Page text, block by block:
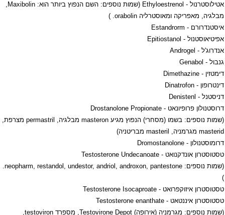
אטילוסטרנול - Ethyloestrenol (שמות נוספים: השם הנפוץ ביותר הוא: Maxibolin
,
מבלגיה, מאפריקה ומאוסטרליה orabolin
. )
איסטנדרורם - Estandrorm
אפיטיאוסטנול - Epitiostanol
אנדרוג'ל - Androgel
גנבול - Genabol
דימטזין - Dimethazine
דינטרופון - Dinatrofon
דניסטנל - Denistenl
דרוסטנולון פרופיונאט - Drostanolone Propionate
(שמות נוספים: בשמו (מסחרי) הנפוץ מגיע masteron מבלגיה, permastril מצרפת,
masterid מגרמניה, masteril מבריטניה)
דרומוסטנולון - Dromostanolone
טסטוסטרון אונדקנואט - Testosterone Undecanoate
(שמות נוספים: neopharm, restandol, undestor, andriol, androxon, pantestone
.
)
טסטוסטרון איזוקפרואט - Testosterone Isocaproate
טסטוסטרון איננטאט - Testosterone enanthate
(שמות נוספים: מגרמניה (אירופה) Testovirone Depot, מספרד testoviron
,